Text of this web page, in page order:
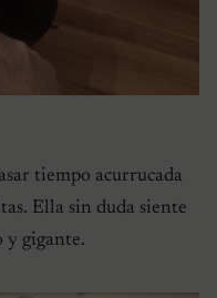
tiempo acurrucada
Ella sin duda siente
y gigante.